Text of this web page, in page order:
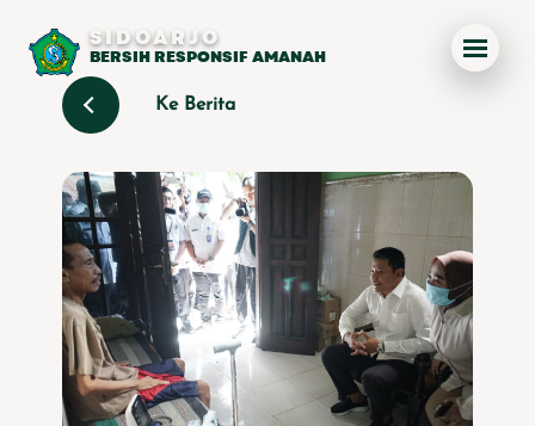
SIDOARJO
BERSIH RESPONSIF AMANAH
Ke Berita